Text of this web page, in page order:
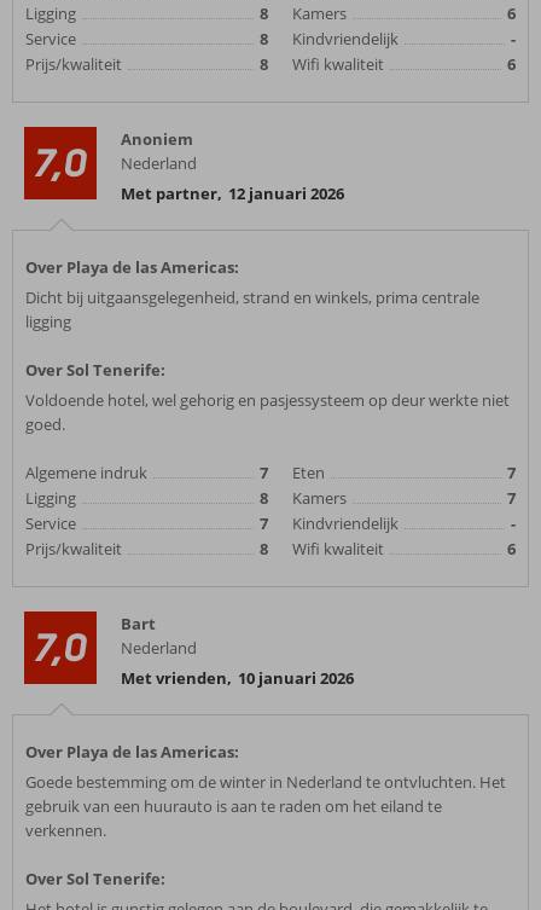
Ligging
8
Service
8
Prijs/kwaliteit
8
Kamers
6
Kindvriendelijk
-
Wifi kwaliteit
6
7,0
Anoniem
Nederland
Met partner, 12 januari 2026
Over Playa de las Americas:
Dicht bij uitgaansgelegenheid, strand en winkels, prima centrale
ligging
Over Sol Tenerife:
Voldoende hotel, wel gehorig en pasjessysteem op deur werkte niet
goed.
Algemene indruk
7
Ligging
8
Service
7
Prijs/kwaliteit
8
Eten
7
Kamers
7
Kindvriendelijk
-
Wifi kwaliteit
6
7,0
Bart
Nederland
Met vrienden, 10 januari 2026
Over Playa de las Americas:
Goede bestemming om de winter in Nederland te ontvluchten. Het
gebruik van een huurauto is aan te raden om het eiland te
verkennen.
Over Sol Tenerife: